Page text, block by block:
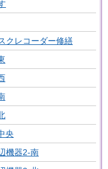
クレコーダー修繕
央
機器2-南